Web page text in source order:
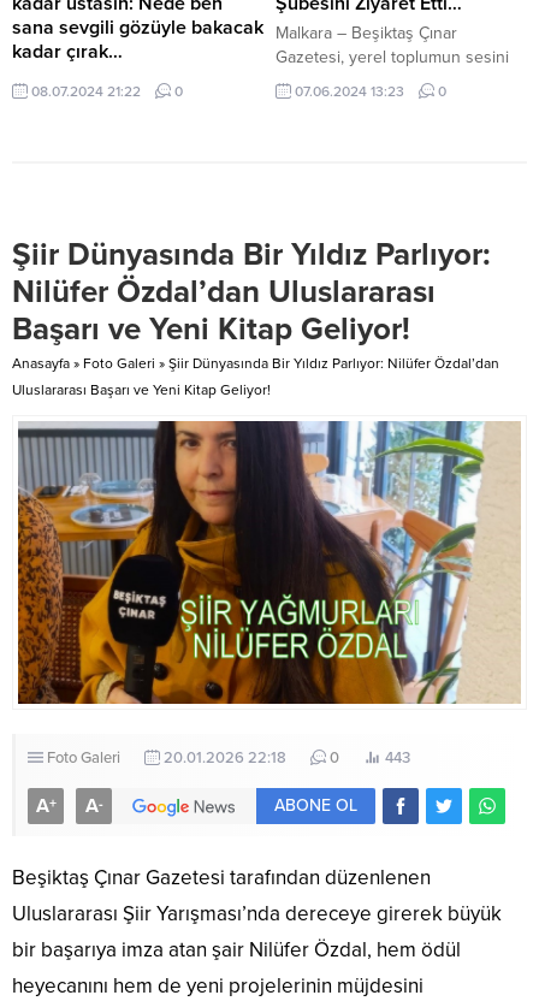
Sosyal Yardımlaşma projeleri
gerçekleştirerek...
sana sevgili gözüyle bakacak
kadar çırak…
Beşiktaş Çınar Köşe Yazarı
Sosyolog Hava diyor ki: “Bu
08.07.2024 21:22 0
Malkara – Beşiktaş Çınar
Gazetesi, yerel toplumun sesini
yükseltmek ve kadınların
güçlendirilmesine dikkat çekmek
ilçenin zengin kültürel dokusunu
ön plana çıkardı. Kadınlar
Birliği’nin çeşitli sosyal ve kültürel
projeleri, Malkara’nın tarihi ve
doğal...
07.06.2024 13:23 0
Şiir Dünyasında Bir Yıldız Parlıyor:
Nilüfer Özdal’dan Uluslararası
Başarı ve Yeni Kitap Geliyor!
Anasayfa » Foto Galeri » Şiir Dünyasında Bir Yıldız Parlıyor: Nilüfer Özdal’dan
Uluslararası Başarı ve Yeni Kitap Geliyor!
Foto Galeri 20.01.2026 22:18 0 443
A+ A- ABONE OL
Beşiktaş Çınar Gazetesi tarafından düzenlenen
Uluslararası Şiir Yarışması’nda dereceye girerek büyük
bir başarıya imza atan şair Nilüfer Özdal, hem ödül
heyecanını hem de yeni projelerinin müjdesini